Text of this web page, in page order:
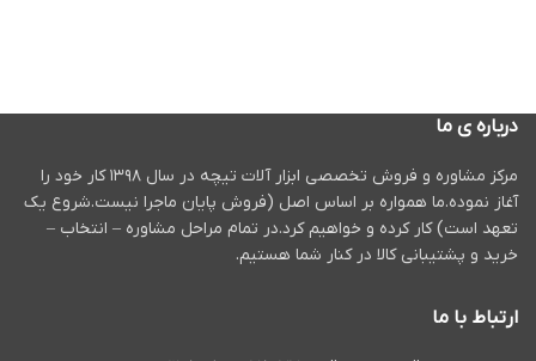
درباره ی ما
مرکز مشاوره و فروش تخصصی ابزار آلات تیچه در سال ۱۳۹۸ کار خود را
آغاز نموده.ما همواره بر اساس اصل (فروش پایان ماجرا نیست.شروع یک
تعهد است) کار کرده و خواهیم کرد.در تمام مراحل مشاوره – انتخاب –
خرید و پشتیبانی کالا در کنار شما هستیم.
ارتباط با ما